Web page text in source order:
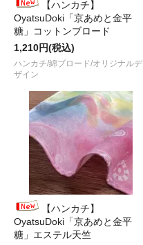
【ハンカチ】
OyatsuDoki「京あめと金平
糖」コットンブロード
1,210円(税込)
ハンカチ/綿ブロード/オリジナルデ
ザイン
【ハンカチ】
OyatsuDoki「京あめと金平
糖」エステル天竺